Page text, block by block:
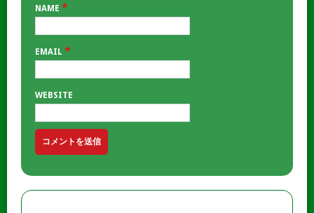
NAME *
EMAIL *
WEBSITE